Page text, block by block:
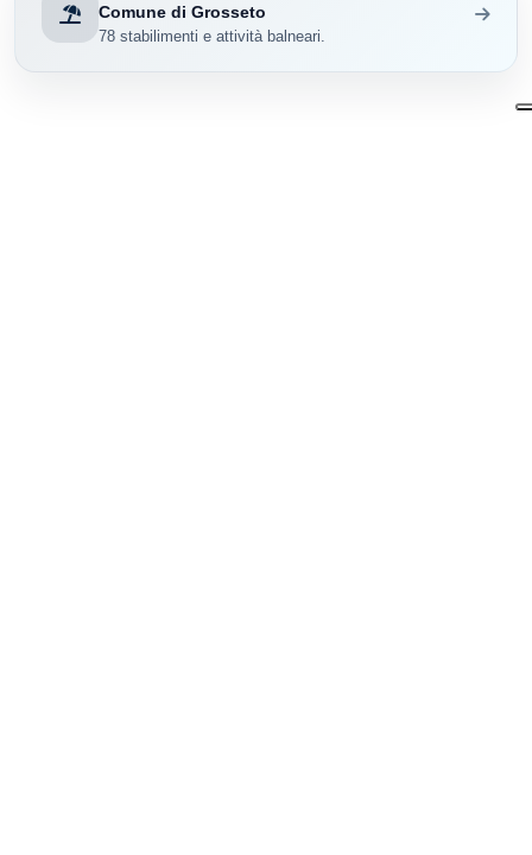
Comune di Grosseto
78 stabilimenti e attività balneari.